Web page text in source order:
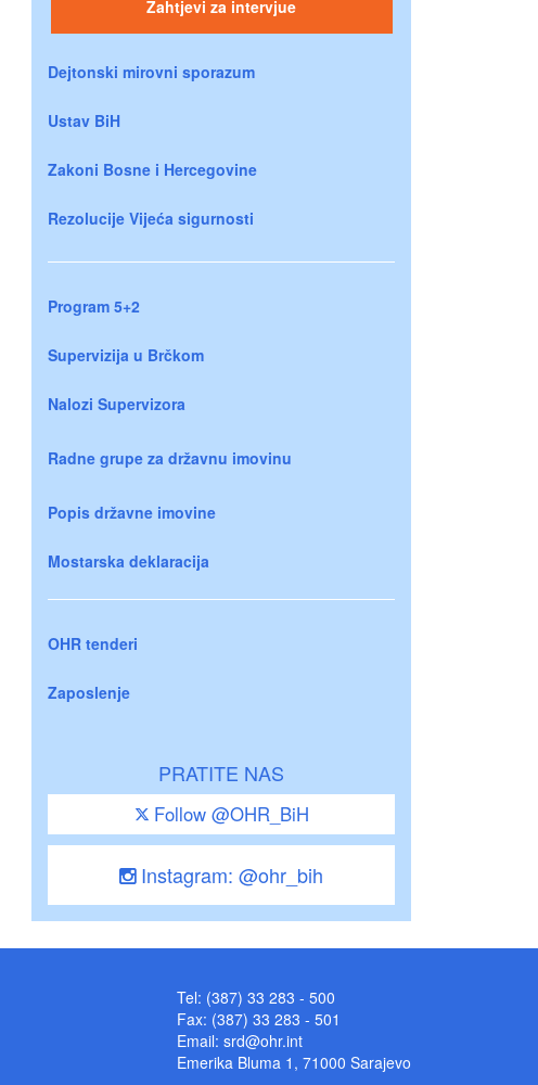
Zahtjevi za intervjue
Dejtonski mirovni sporazum
Ustav BiH
Zakoni Bosne i Hercegovine
Rezolucije Vijeća sigurnosti
Program 5+2
Supervizija u Brčkom
Nalozi Supervizora
Radne grupe za državnu imovinu
Popis državne imovine
Mostarska deklaracija
OHR tenderi
Zaposlenje
PRATITE NAS
Follow @OHR_BiH
Instagram: @ohr_bih
Tel: (387) 33 283 - 500
Fax: (387) 33 283 - 501
Email: srd@ohr.int
Emerika Bluma 1, 71000 Sarajevo